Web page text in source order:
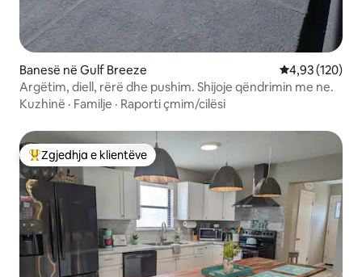
Banesë në Gulf Breeze Vlerësimi
4,93 (120)
Argëtim, diell, rërë dhe pushim. Shijoje qëndrimin me ne.
Kuzhinë · Familje · Raporti çmim/cilësi
Më të mirat e zgjedhjeve të klientëve
Zgjedhja e klientëve